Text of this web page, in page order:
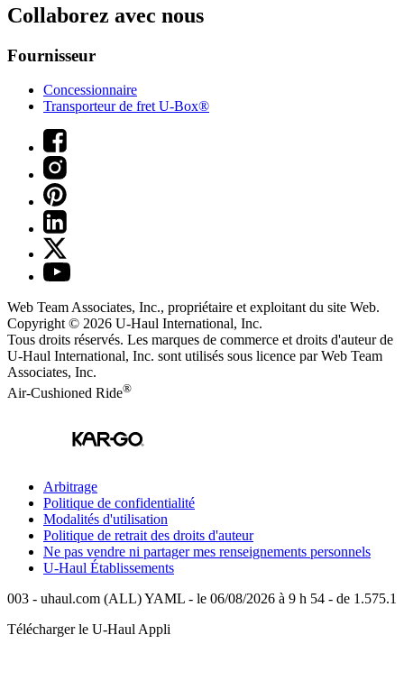
Collaborez avec nous
Fournisseur
Concessionnaire
Transporteur de fret U-Box®
Web Team Associates, Inc., propriétaire et exploitant du site Web.
Copyright © 2026 U-Haul International, Inc.
Tous droits réservés. Les marques de commerce et droits d'auteur de
U-Haul International, Inc. sont utilisés sous licence par Web Team
Associates, Inc.
Air-Cushioned Ride®
Arbitrage
Politique de confidentialité
Modalités d'utilisation
Politique de retrait des droits d'auteur
Ne pas vendre ni partager mes renseignements personnels
U-Haul Établissements
003 - uhaul.com (ALL) YAML - le 06/08/2026 à 9 h 54 - de 1.575.1
Télécharger le U-Haul Appli